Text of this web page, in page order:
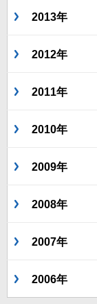
2013年
2012年
2011年
2010年
2009年
2008年
2007年
2006年